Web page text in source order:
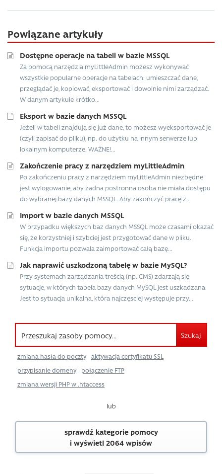
Powiązane artykuły
Dostępne operacje na tabeli w bazie MSSQL
Za pomocą narzędzia myLittleAdmin możesz wykonywać
wszystkie popularne operacje na tabelach: umieszczać dane,
przeglądać je, kopiować, eksportować i dowolnie nimi zarządzać.
W danym artykule krótko...
Eksport w bazie danych MSSQL
Jeżeli w tabeli znajdują się już dane, to możesz wyeksportować je
(czyli zapisać do pliku), np. do użytku na innym serwerze lub
lokalnym komputerze. WAŻNE!...
Zakończenie pracy z narzędziem myLittleAdmin
Po zakończeniu pracy z narzędziem myLittleAdmin niezbędne
jest wylogowanie, aby żadna postronna osoba nie miała dostępu
do wybranej bazy danych MSSQL. Aby zakończyć pracę z...
Import w bazie danych MSSQL
W przypadku większych baz danych MSSQL może czasami okazać
się, że korzystniej i szybciej jest przygotować dane w pliku.
Funkcja importu pozwala zaimportować całą bazę...
Jak naprawić uszkodzoną tabelę w bazie MySQL?
Przy systemach zarządzania treścią (np. CMS) zdarzają się
sytuacje, w których tabela bazy danych MySQL jest uszkadzana.
Jest to sytuacja unikalna, która najczęsciej występuje przy...
Szukaj
zmiana hasła do poczty
aktywacja certyfikatu SSL
przypisanie domeny
połączenie FTP
zmiana wersji PHP w .htaccess
lub
sprawdź kategorie pomocy
i wyświetl 2064 wpisów